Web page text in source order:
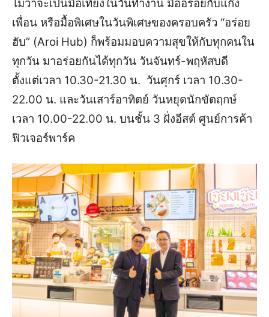
ไม่ว่าจะเป็นมื้อเที่ยงในวันทำงาน มื้ออร่อยกับแก๊ง
เพื่อน หรือมื้อพิเศษในวันพิเศษของครอบครัว “อร่อย
ฮับ” (Aroi Hub) ก็พร้อมมอบความสุขให้กับทุกคนใน
ทุกวัน มาอร่อยกันได้ทุกวัน วันจันทร์-พฤหัสบดี
ตั้งแต่เวลา 10.30-21.30 น. วันศุกร์ เวลา 10.30-
22.00 น. และวันเสาร์อาทิตย์ วันหยุดนักขัตฤกษ์
เวลา 10.00-22.00 น. บนชั้น 3 ฝั่งอีสต์ ศูนย์การค้า
ฟิวเจอร์พาร์ค